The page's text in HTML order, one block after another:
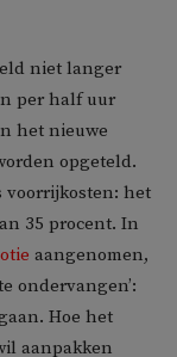
niet langer
per half uur
het nieuwe
opgeteld.
het
35 procent. In
aangenomen,
ondervangen’:
Hoe het
aanpakken